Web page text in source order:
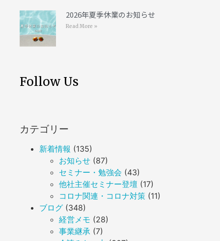
2026年夏季休業のお知らせ
Read More »
Follow Us
カテゴリー
新着情報 (135)
お知らせ (87)
セミナー・勉強会 (43)
他社主催セミナー登壇 (17)
コロナ関連・コロナ対策 (11)
ブログ (348)
経営メモ (28)
事業継承 (7)